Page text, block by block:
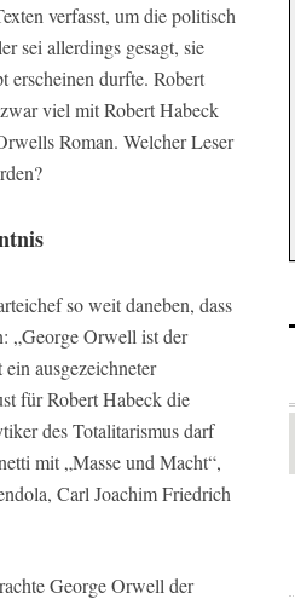
verfasst, um die politisch
sei allerdings gesagt, sie
erscheinen durfte. Robert
viel mit Robert Habeck
Roman. Welcher Leser
so weit daneben, dass
„George Orwell ist der
ausgezeichneter
für Robert Habeck die
des Totalitarismus darf
mit „Masse und Macht“,
Carl Joachim Friedrich
George Orwell der